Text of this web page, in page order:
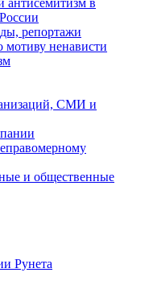
антисемитизм в
репортажи
мотиву ненависти
СМИ и
и общественные
Рунета